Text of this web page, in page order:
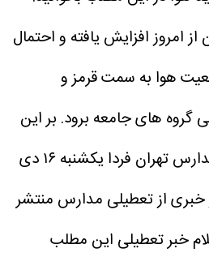
امروز افزایش یافته و احتمال
هوا به سمت قرمز و
های جامعه برود. بر این
اساس احتمال تعطیلی مدارس تهران فردا یکشنبه ۱۶ دی
خبری از تعطیلی مدارس منتشر
خبر تعطیلی این مطلب